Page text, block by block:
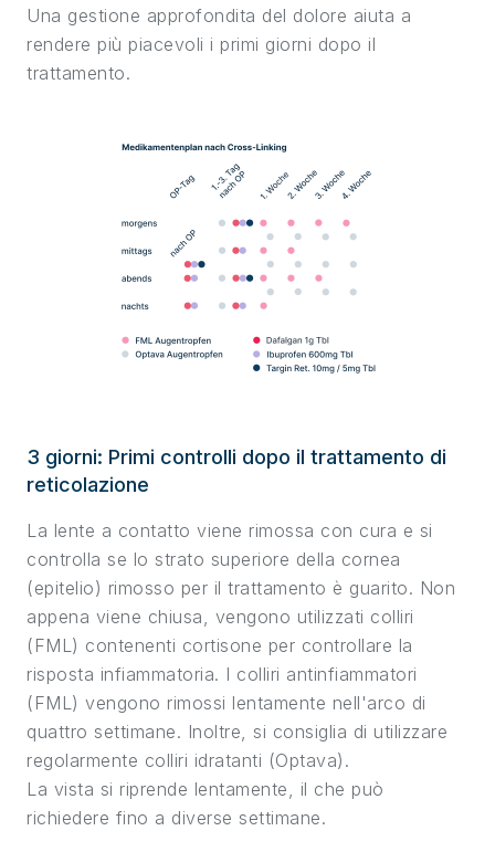
Una gestione approfondita del dolore aiuta a
rendere più piacevoli i primi giorni dopo il
trattamento.
3 giorni: Primi controlli dopo il trattamento di
reticolazione
La lente a contatto viene rimossa con cura e si
controlla se lo strato superiore della cornea
(epitelio) rimosso per il trattamento è guarito. Non
appena viene chiusa, vengono utilizzati colliri
(FML) contenenti cortisone per controllare la
risposta infiammatoria. I colliri antinfiammatori
(FML) vengono rimossi lentamente nell'arco di
quattro settimane. Inoltre, si consiglia di utilizzare
regolarmente colliri idratanti (Optava).
La vista si riprende lentamente, il che può
richiedere fino a diverse settimane.